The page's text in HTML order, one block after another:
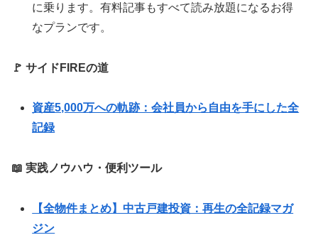
に乗ります。有料記事もすべて読み放題になるお得
なプランです。
🚩 サイドFIREの道
資産5,000万への軌跡：会社員から自由を手にした全
記録
📖 実践ノウハウ・便利ツール
【全物件まとめ】中古戸建投資：再生の全記録マガ
ジン